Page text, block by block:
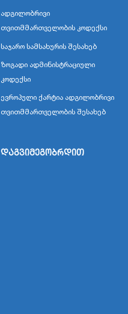
ადგილობრივი
თვითმმართველობის კოდექსი
საჯარო სამსახურის შესახებ
ზოგადი ადმინისტრაციული
კოდექსი
ევროპული ქარტია ადგილობრივი
თვითმმართველობის შესახებ
დაგვიმეგობრდით